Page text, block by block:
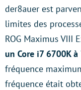
der8auer est
limites des
ROG Maximus VIII
un Core i7 6700K
fréquence
fréquence était